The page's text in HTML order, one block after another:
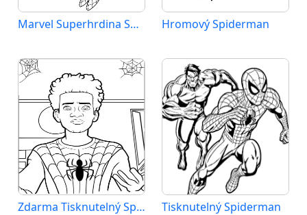
Marvel Superhrdina Spiderman Hromový Spiderman
Zdarma Tisknutelný Spiderman Tisknutelný Spiderman